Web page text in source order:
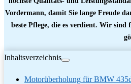
Vordermann, damit Sie lange Freude
beste Pflege, die es verdient. Wir
Inhaltsverzeichnis
Motorüberholung für BMW